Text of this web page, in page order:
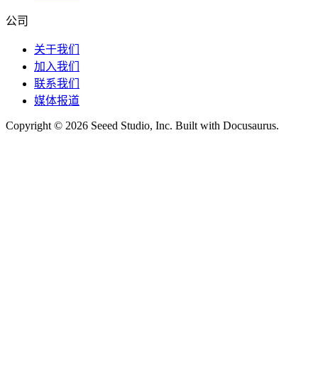
公司
关于我们
加入我们
联系我们
媒体报道
Copyright © 2026 Seeed Studio, Inc. Built with Docusaurus.